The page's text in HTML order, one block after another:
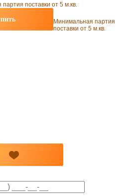
поставки от 5 м.кв.
Минимальная партия
поставки от 5 м.кв.